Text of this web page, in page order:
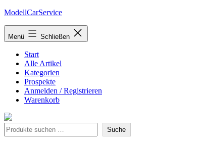
Zum
springen
ModellCarService
Menü Schließen
Start
Alle Artikel
Kategorien
Prospekte
Anmelden / Registrieren
Warenkorb
Suche Suche